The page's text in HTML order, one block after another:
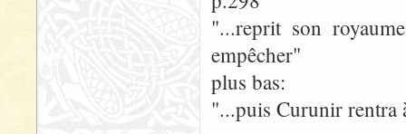
"...reprit son
empêcher"
plus bas:
"...puis Curunir rentra